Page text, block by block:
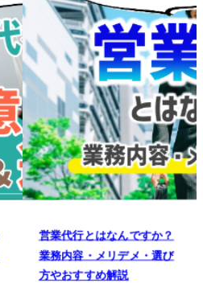
営業代行ならBtoCもお手の
物！BtoCセールスの重要性
と問題点